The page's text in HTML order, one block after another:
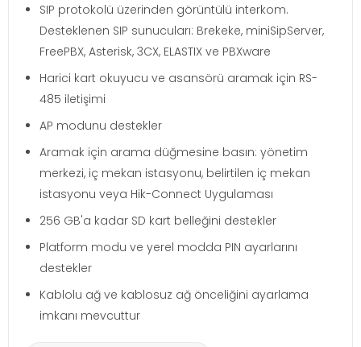
SIP protokolü üzerinden görüntülü interkom.
Desteklenen SIP sunucuları: Brekeke, miniSipServer,
FreePBX, Asterisk, 3CX, ELASTIX ve PBXware
Harici kart okuyucu ve asansörü aramak için RS-
485 iletişimi
AP modunu destekler
Aramak için arama düğmesine basın: yönetim
merkezi, iç mekan istasyonu, belirtilen iç mekan
istasyonu veya Hik-Connect Uygulaması
256 GB'a kadar SD kart belleğini destekler
Platform modu ve yerel modda PIN ayarlarını
destekler
Kablolu ağ ve kablosuz ağ önceliğini ayarlama
imkanı mevcuttur